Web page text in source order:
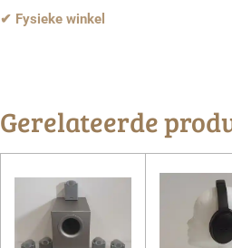
✔ Fysieke winkel
Gerelateerde